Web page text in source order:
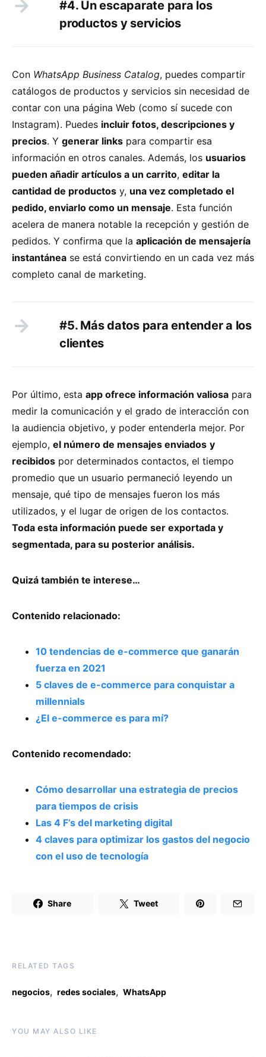
#4. Un escaparate para los
productos y servicios
Con WhatsApp Business Catalog, puedes compartir
catálogos de productos y servicios sin necesidad de
contar con una página Web (como sí sucede con
Instagram). Puedes incluir fotos, descripciones y
precios. Y generar links para compartir esa
información en otros canales. Además, los usuarios
pueden añadir artículos a un carrito, editar la
cantidad de productos y, una vez completado el
pedido, enviarlo como un mensaje. Esta función
acelera de manera notable la recepción y gestión de
pedidos. Y confirma que la aplicación de mensajería
instantánea se está convirtiendo en un cada vez más
completo canal de marketing.
#5. Más datos para entender a los
clientes
Por último, esta app ofrece información valiosa para
medir la comunicación y el grado de interacción con
la audiencia objetivo, y poder entenderla mejor. Por
ejemplo, el número de mensajes enviados y
recibidos por determinados contactos, el tiempo
promedio que un usuario permaneció leyendo un
mensaje, qué tipo de mensajes fueron los más
utilizados, y el lugar de origen de los contactos.
Toda esta información puede ser exportada y
segmentada, para su posterior análisis.
Quizá también te interese…
Contenido relacionado:
10 tendencias de e-commerce que ganarán
fuerza en 2021
5 claves de e-commerce para conquistar a
millennials
¿El e-commerce es para mí?
Contenido recomendado:
Cómo desarrollar una estrategia de precios
para tiempos de crisis
Las 4 F’s del marketing digital
4 claves para optimizar los gastos del negocio
con el uso de tecnología
Share Tweet
RELATED TAGS
negocios, redes sociales, WhatsApp
YOU MAY ALSO LIKE